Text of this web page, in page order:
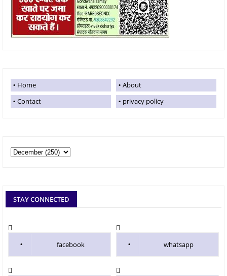
Home
About
Contact
privacy policy
STAY CONNECTED
facebook whatsapp